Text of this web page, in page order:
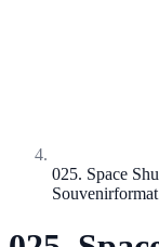
025. Space
Souvenirformat